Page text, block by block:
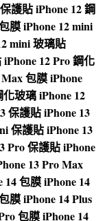
護貼iPhone 12 鋼
膜iPhone 12 mini
mini 玻璃貼
iPhone 12 Pro 鋼化
包膜iPhone
化玻璃iPhone 12
保護貼iPhone 13
保護貼iPhone 13
Pro 保護貼iPhone
13 Pro Max
14 包膜iPhone 14
膜iPhone 14 Plus
包膜iPhone 14